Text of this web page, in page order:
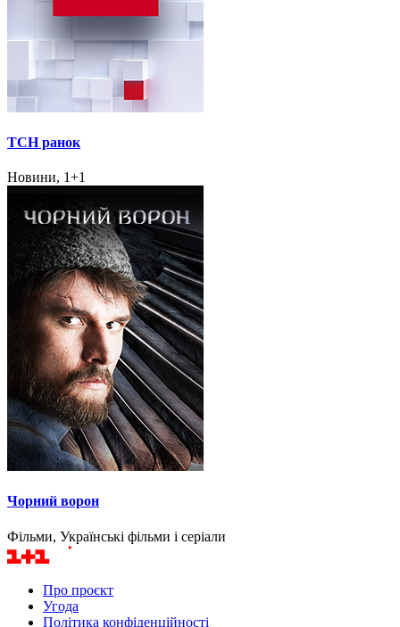
ТСН ранок
Новини, 1+1
Чорний ворон
Фільми, Українські фільми і серіали
Про проєкт
Угода
Політика конфіденційності